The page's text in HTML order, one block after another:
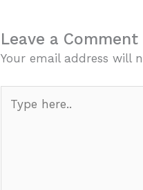
Leave a Comment
Your email address will
here..